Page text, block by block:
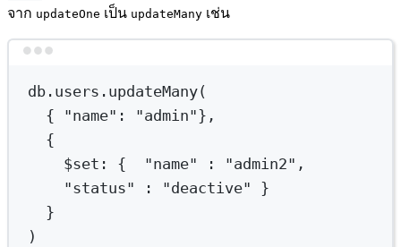
จาก updateOne เป็น updateMany เช่น
db.users.updateMany(
{ "name" :
"admin"},
{
$set : { "name" :
"admin2",
"status"
: "deactive"
}
}
)